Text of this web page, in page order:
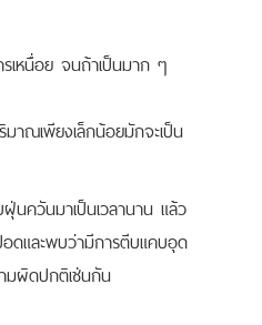
เหนื่อย จนถ้าเป็นมาก ๆ
มาณเพียงเล็กน้อยมักจะเป็น
นควันมาเป็นเวลานาน แล้ว
อดและพบว่ามีการตีบแคบอุด
มผิดปกติเช่นกัน